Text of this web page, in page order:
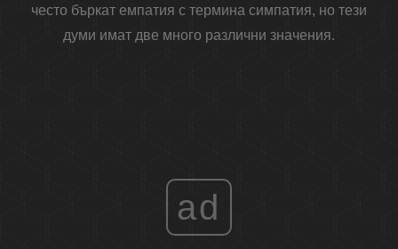
често бъркат емпатия с термина симпатия, но тези
думи имат две много различни значения.
ad